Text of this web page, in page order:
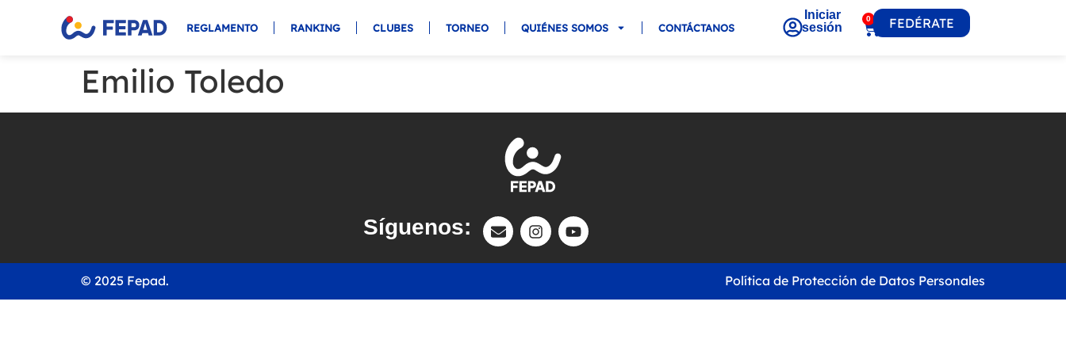
REGLAMENTO RANKING CLUBES TORNEO QUIÉNES SOMOS CONTÁCTANOS
Iniciar
sesión
0 FEDÉRATE
Emilio Toledo
Síguenos:
© 2025 Fepad. Política de Protección de Datos Personales